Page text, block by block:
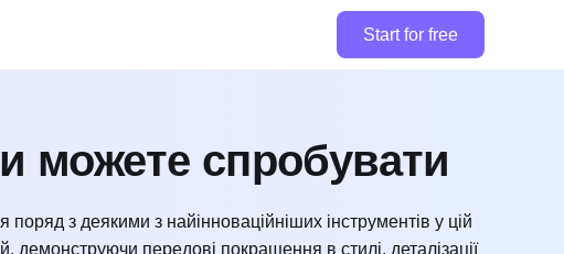
Start for free
можете спробувати
з деякими з найінноваційніших інструментів у цій
демонструючи передові покращення в стилі, деталізації